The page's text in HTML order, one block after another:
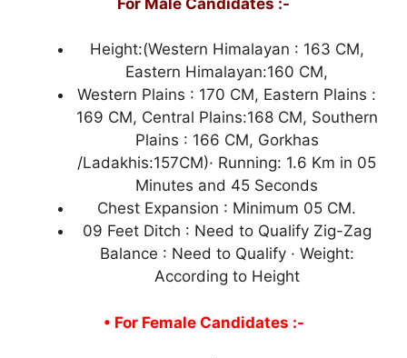
Height:(Western Himalayan : 163 CM,
Eastern Himalayan:160 CM,
Western Plains : 170 CM, Eastern Plains :
169 CM, Central Plains:168 CM, Southern
Plains : 166 CM, Gorkhas
/Ladakhis:157CM)· Running: 1.6 Km in 05
Minutes and 45 Seconds
Chest Expansion : Minimum 05 CM.
09 Feet Ditch : Need to Qualify Zig-Zag
Balance : Need to Qualify · Weight:
According to Height
• For Female Candidates :-